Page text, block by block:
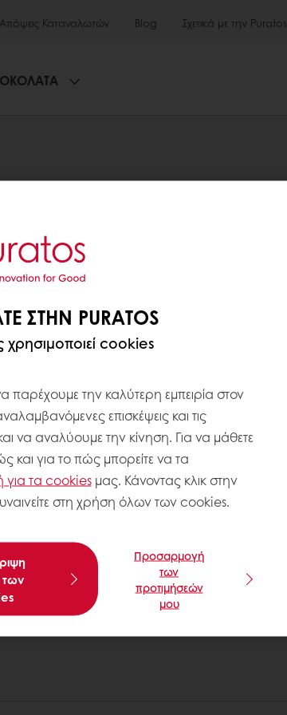
Απόψεις Καταναλωτών Blog Σχετικά με την Puratos
ΣΤΗΝ PURATOS
cookies
την καλύτερη εμπειρία στον
επισκέψεις και τις
να αναλύουμε την κίνηση. Για να μάθετε
και για το πώς μπορείτε να τα
για τα cookiesμας. Κάνοντας κλικ στην
στη χρήση όλων των cookies.
Προσαρμογή
των
προτιμήσεών
μου
Παραγγελία 24/7